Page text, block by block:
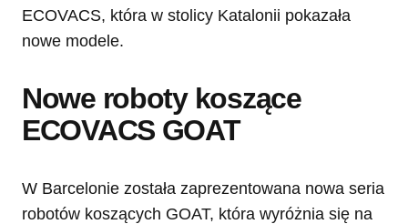
ECOVACS, która w stolicy Katalonii pokazała
nowe modele.
Nowe roboty koszące
ECOVACS GOAT
W Barcelonie została zaprezentowana nowa seria
robotów koszących GOAT, która wyróżnia się na